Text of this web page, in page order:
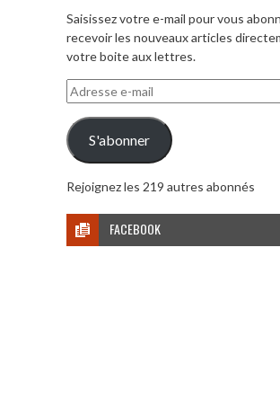
Saisissez votre e-mail pour vous
recevoir les nouveaux articles
votre boite aux lettres.
Adresse
e-
mail
S'abonner
Rejoignez les 219 autres abonnés
FACEBOOK